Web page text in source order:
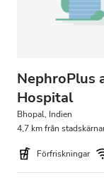
Väldigt bra
NephroPlus
Hospital
Bhopal, Indien
4,7 km från
Förfriskningar